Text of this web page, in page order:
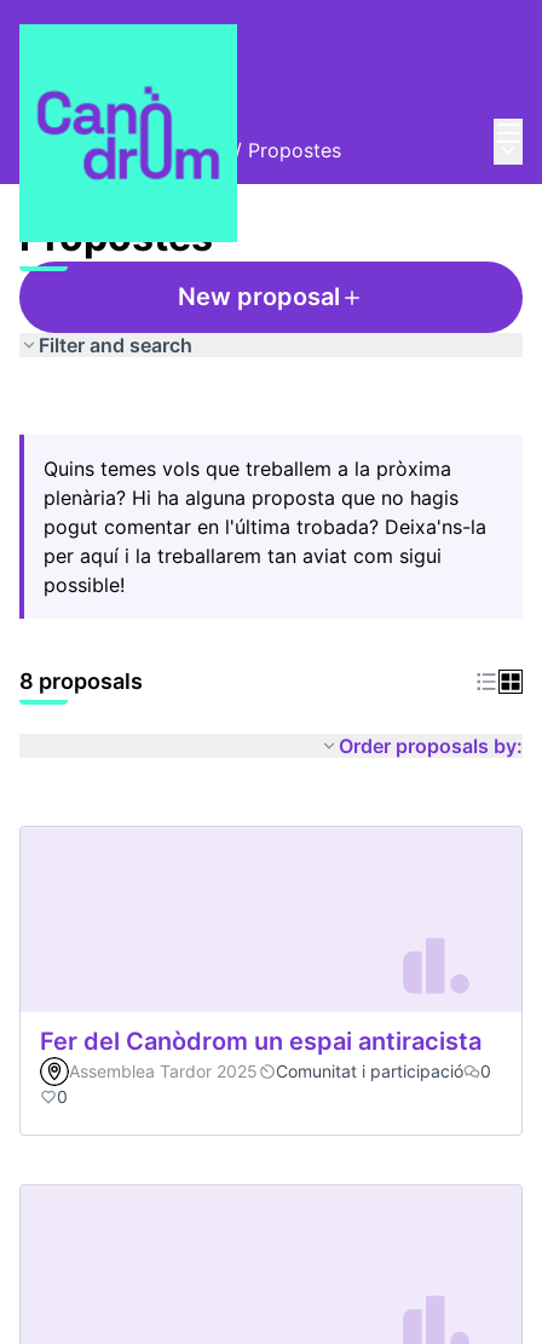
Trobades i assemblees / Propostes
Propostes
New proposal
Filter and search
Quins temes vols que treballem a la pròxima
plenària? Hi ha alguna proposta que no hagis
pogut comentar en l'última trobada? Deixa'ns-la
per aquí i la treballarem tan aviat com sigui
possible!
8 proposals
Order proposals by:
Fer del Canòdrom un espai antiracista
Assemblea Tardor 2025 Comunitat i participació
0
0